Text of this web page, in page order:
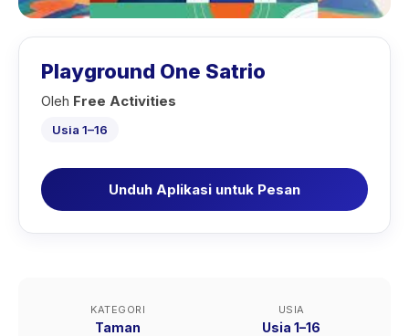
Playground One Satrio
Oleh Free Activities
Usia 1–16
Unduh Aplikasi untuk Pesan
KATEGORI
Taman
USIA
Usia 1–16